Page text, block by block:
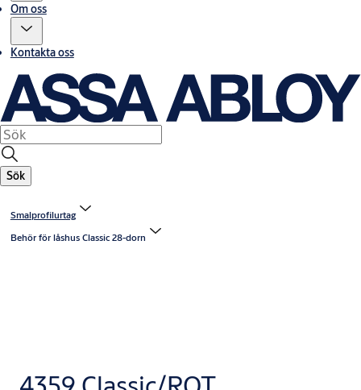
Om oss
Kontakta oss
Sök
Smalprofilurtag
Behör för låshus Classic 28-dorn